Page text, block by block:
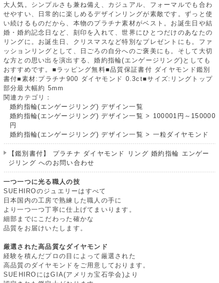
大人気。シンプルさも兼ね備え、カジュアル、フォーマルでも合わ
せやすい、日常的に楽しめるデザインリングが素敵です。ずっと使
い続けるものだから、本物のプラチナ素材がベスト。お誕生日や結
婚・婚約記念日など、刻印を入れて、世界にひとつだけのあなたの
リングに。お誕生日、クリスマスなど特別なプレゼントにも。ファ
ッションリングとして、日ごろの自分へのご褒美にも。そして大切
な方との思い出を演出する、婚約指輪(エンゲージリング)としても
おすすめです。■ラッピング無料■品質保証書付 ダイヤモンド鑑別
書付■素材:プラチナ900 ダイヤモンド 0.3ct■サイズ:リングトップ
部分最大幅約 5mm
関連カテゴリ：
婚約指輪(エンゲージリング) デザイン一覧
婚約指輪(エンゲージリング) デザイン一覧 > 100001円～150000
円
婚約指輪(エンゲージリング) デザイン一覧 > 一粒ダイヤモンド
【鑑別書付】 プラチナ ダイヤモンド リング 婚約指輪 エンゲー
ジリング へのお問い合わせ
一つ一つに光る職人の技
SUEHIROのジュエリーはすべて
日本国内の工房で熟練した職人の手に
より一つ一つ丁寧に仕上げてまいります。
細部までにこだわった確かな
品質をお届けいたします。
厳選された高品質なダイヤモンド
経験を積んだプロの目によって厳選された
高品質のダイヤモンドをご用意しております。
SUEHIROにはGIA(アメリカ宝石学会)より